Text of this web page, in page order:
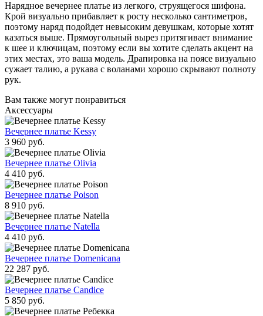
Нарядное вечернее платье из легкого, струящегося шифона.
Крой визуально прибавляет к росту несколько сантиметров,
поэтому наряд подойдет невысоким девушкам, которые хотят
казаться выше. Прямоугольный вырез притягивает внимание
к шее и ключицам, поэтому если вы хотите сделать акцент на
этих местах, это ваша модель. Драпировка на поясе визуально
сужает талию, а рукава с воланами хорошо скрывают полноту
рук.
Вам также могут понравиться
Аксессуары
Вечернее платье Kessy
3 960 руб.
Вечернее платье Olivia
4 410 руб.
Вечернее платье Poison
8 910 руб.
Вечернее платье Natella
4 410 руб.
Вечернее платье Domenicana
22 287 руб.
Вечернее платье Candice
5 850 руб.